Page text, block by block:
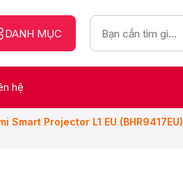
DANH MỤC
hệ
Smart Projector L1 EU (BHR9417EU)